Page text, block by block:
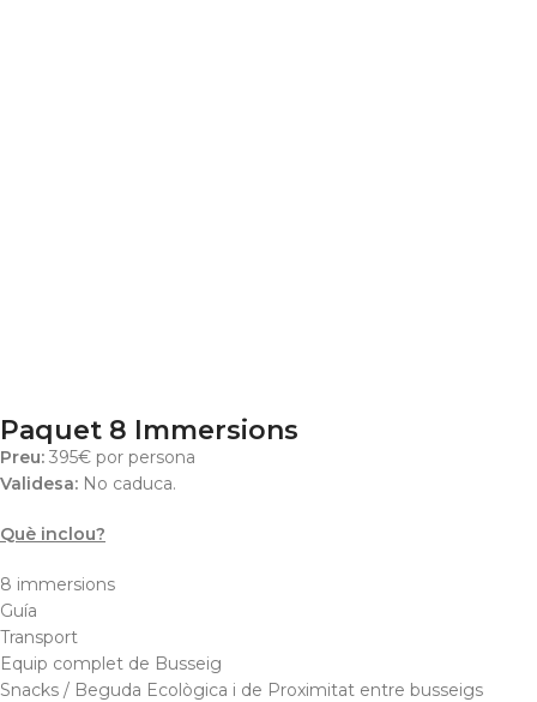
Paquet 8 Immersions
Preu: 395€ por persona
Validesa: No caduca.
Què inclou?
8 immersions
Guía
Transport
Equip complet de Busseig
Snacks / Beguda Ecològica i de Proximitat entre busseigs